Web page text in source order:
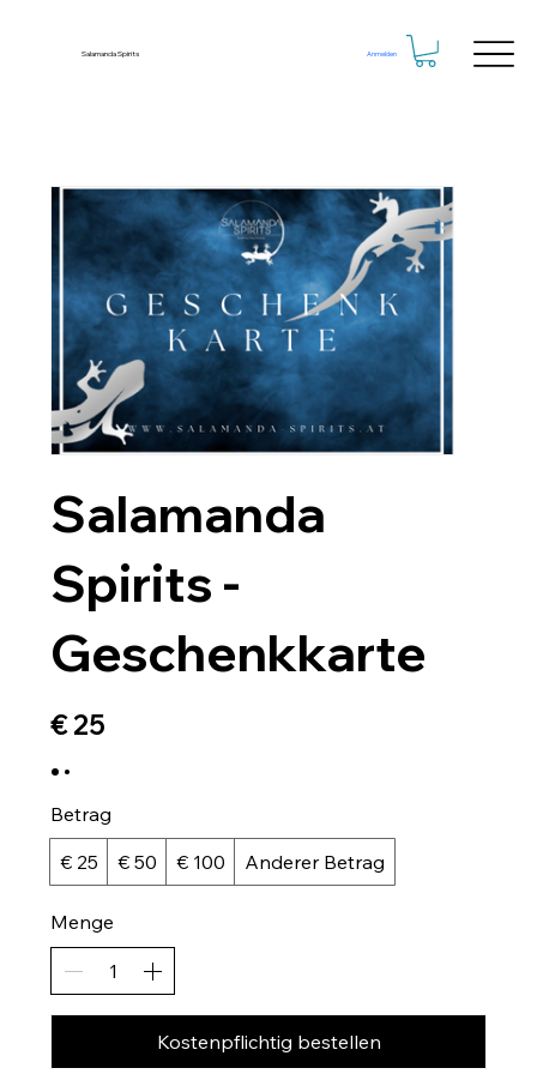
Tempus ruitionis
Salamanda Spirits Anmelden
Salamanda
Spirits -
Geschenkkarte
€ 25
Betrag
€ 25
€ 50 € 100 Anderer Betrag
Menge
Kostenpflichtig bestellen